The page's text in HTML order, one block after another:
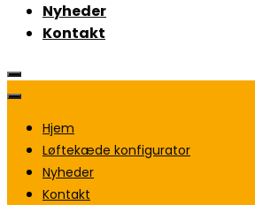
Nyheder
Kontakt
Hjem
Løftekæde konfigurator
Nyheder
Kontakt